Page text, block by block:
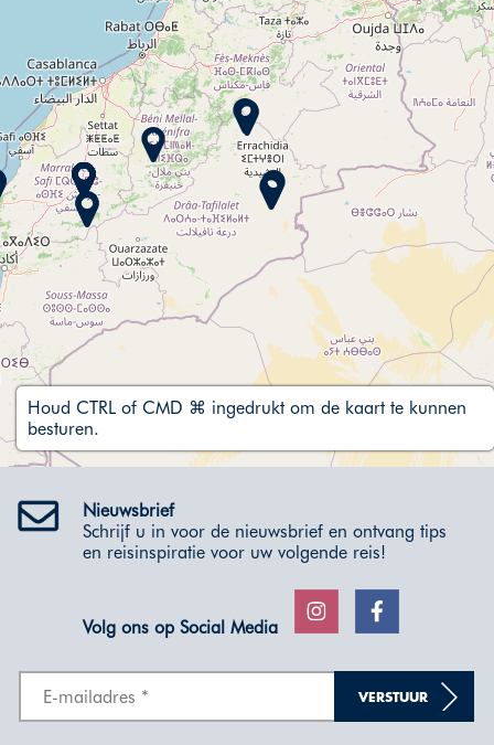
Houd CTRL of CMD ⌘ ingedrukt om de kaart te kunnen
besturen.
Nieuwsbrief
Schrijf u in voor de nieuwsbrief en ontvang tips
en reisinspiratie voor uw volgende reis!
Volg ons op Social Media
VERSTUUR